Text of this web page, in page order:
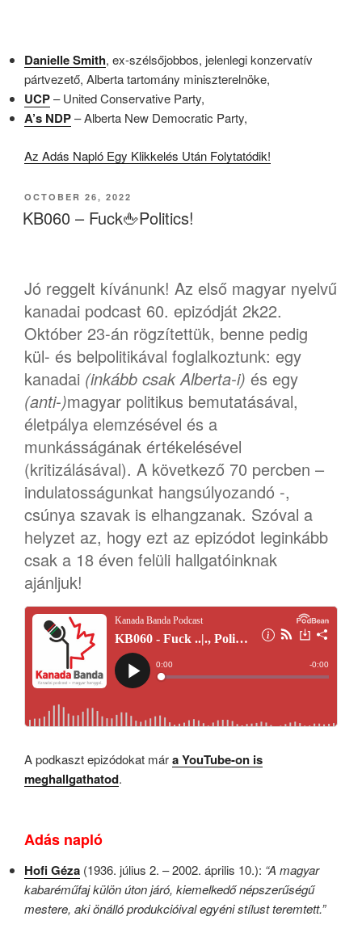
Danielle Smith, ex-szélsőjobbos, jelenlegi konzervatív
pártvezető, Alberta tartomány miniszterelnöke,
UCP– United Conservative Party,
A’s NDP– Alberta New Democratic Party,
Az Adás Napló Egy Klikkelés Után Folytatódik!
POSTED
ON
OCTOBER 26, 2022
KB060 – Fuck🖕Politics!
Jó reggelt kívánunk! Az első magyar nyelvű
kanadai podcast 60. epizódját 2k22.
Október 23-án rögzítettük, benne pedig
kül- és belpolitikával foglalkoztunk: egy
kanadai (inkább csak Alberta-i) és egy
(anti-)magyar politikus bemutatásával,
életpálya elemzésével és a
munkásságának értékelésével
(kritizálásával). A következő 70 percben –
indulatosságunkat hangsúlyozandó -,
csúnya szavak is elhangzanak. Szóval a
helyzet az, hogy ezt az epizódot leginkább
csak a 18 éven felüli hallgatóinknak
ajánljuk!
A podkaszt epizódokat mára YouTube-on is
meghallgathatod.
Adás napló
Hofi Géza (1936. július 2. – 2002. április 10.): “A magyar
kabaréműfaj külön úton járó, kiemelkedő népszerűségű
mestere, aki önálló produkcióival egyéni stílust teremtett.”